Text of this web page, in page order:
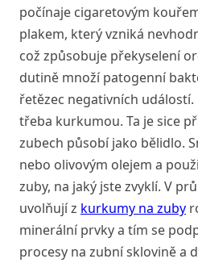
počínaje cigaretovým
plakem, který vzniká
což způsobuje překyselení
dutině množí patogenní
řetězec negativních
třeba kurkumou. Ta je sice
zubech působí jako bělidlo.
nebo olivovým olejem a
zuby, na jaký jste zvyklí. V
uvolňují z kurkumy na zuby
minerální prvky a tím se
procesy na zubní sklovině a